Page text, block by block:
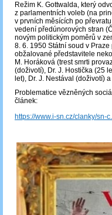
Režim K. Gottwalda, který
z parlamentních voleb (na
v prvních měsících po
vedení předúnorových stran
novým politickým poměrů v
8. 6. 1950 Státní soud v
obžalované představitele
M. Horáková (trest smrti
(doživotí), Dr. J. Hostička (25
let), Dr. J. Nestával (doživotí)
Problematice vězněných
článek:
https://www.i-sn.cz/clanky/